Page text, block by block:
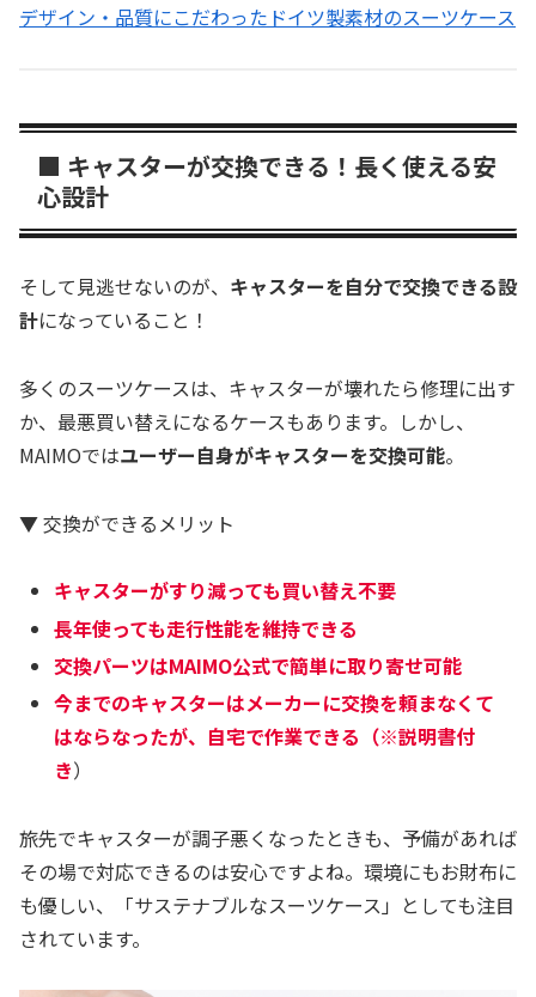
デザイン・品質にこだわったドイツ製素材のスーツケース
■ キャスターが交換できる！長く使える安
心設計
そして見逃せないのが、 キャスターを自分で交換できる設
計になっていること！
多くのスーツケースは、キャスターが壊れたら修理に出す
か、最悪買い替えになるケースもあります。しかし、
MAIMOではユーザー自身がキャスターを交換可能。
▼ 交換ができるメリット
キャスターがすり減っても買い替え不要
長年使っても走行性能を維持できる
交換パーツはMAIMO公式で簡単に取り寄せ可能
今までのキャスターはメーカーに交換を頼まなくて
はならなったが、 自宅で作業できる（※説明書付
き）
旅先でキャスターが調子悪くなったときも、予備があれば
その場で対応できるのは安心ですよね。環境にもお財布に
も優しい、「サステナブルなスーツケース」としても注目
されています。